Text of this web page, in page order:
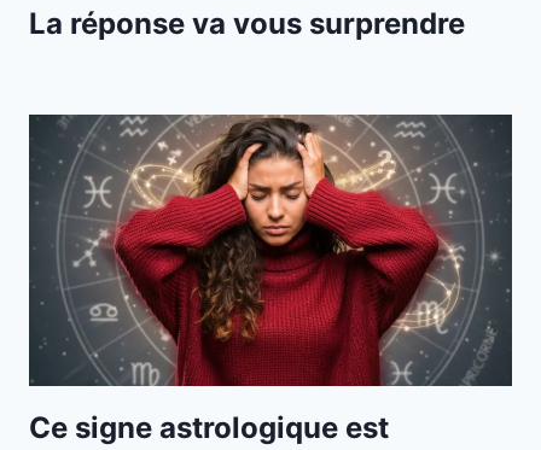
La réponse va vous surprendre
Ce signe astrologique est